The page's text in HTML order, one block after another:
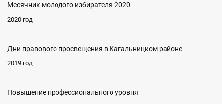
Месячник молодого избирателя-2020
2020 год
Дни правового просвещения в Кагальницком районе
2019 год
Повышение профессионального уровня